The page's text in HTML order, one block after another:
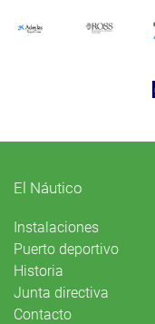
El Náutico
Instalaciones
Puerto deportivo
Historia
Junta directiva
Contacto